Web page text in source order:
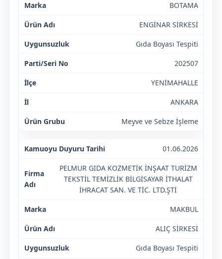
BOTAMA
ENGİNAR SİRKESİ
Gıda Boyası Tespiti
202507
YENİMAHALLE
ANKARA
Meyve ve Sebze İşleme
01.06.2026
PELMUR GIDA KOZMETİK İNŞAAT TURİZM
TEKSTİL TEMİZLİK BİLGİSAYAR İTHALAT
İHRACAT SAN. VE TİC. LTD.ŞTİ
MAKBUL
ALIÇ SİRKESİ
Gıda Boyası Tespiti